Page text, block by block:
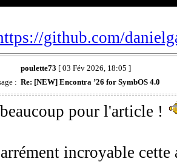
github.com/
poulette73 [ 03 Fév 2026, 18:05 ]
: Re: [NEW] Encontra ’26 for SymbOS 4.0
pour l'article !
incroyable